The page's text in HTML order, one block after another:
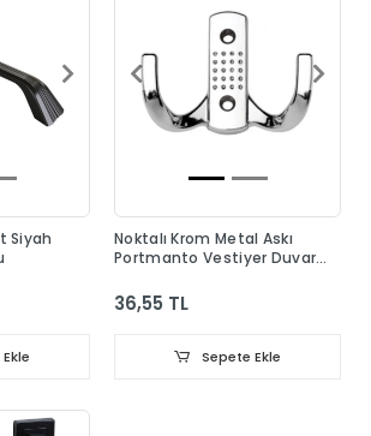
Siyah
Noktalı Krom Metal Askı
Portmanto Vestiyer Duvar
36,55 TL
Sepete Ekle